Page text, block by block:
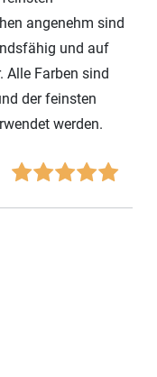
angenehm sind
und auf
Alle Farben sind
der feinsten
werden.